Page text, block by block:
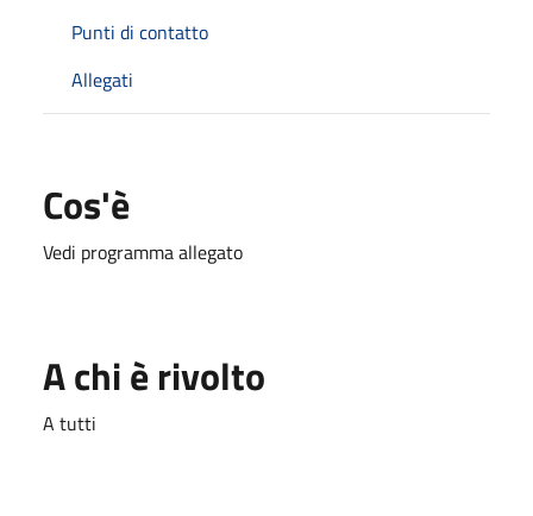
Punti di contatto
Allegati
Cos'è
Vedi programma allegato
A chi è rivolto
A tutti